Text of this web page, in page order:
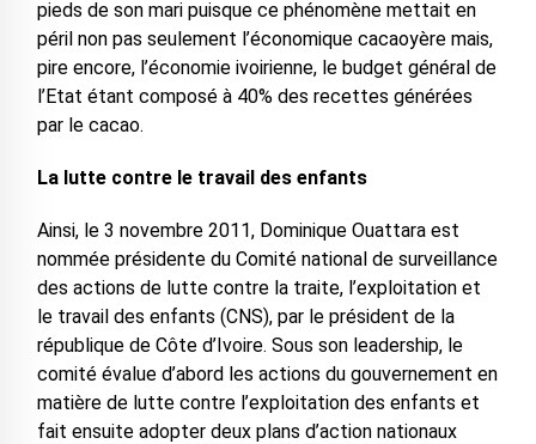
pieds de son mari puisque ce phénomène mettait en
péril non pas seulement l’économique cacaoyère mais,
pire encore, l’économie ivoirienne, le budget général de
l’Etat étant composé à 40% des recettes générées
par le cacao.
La lutte contre le travail des enfants
Ainsi, le 3 novembre 2011, Dominique Ouattara est
nommée présidente du Comité national de surveillance
des actions de lutte contre la traite, l’exploitation et
le travail des enfants (CNS), par le président de la
république de Côte d’Ivoire. Sous son leadership, le
comité évalue d’abord les actions du gouvernement en
matière de lutte contre l’exploitation des enfants et
fait ensuite adopter deux plans d’action nationaux